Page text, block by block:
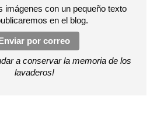
imágenes con un pequeño texto
en el blog.
por correo
a conservar la memoria de los
lavaderos!